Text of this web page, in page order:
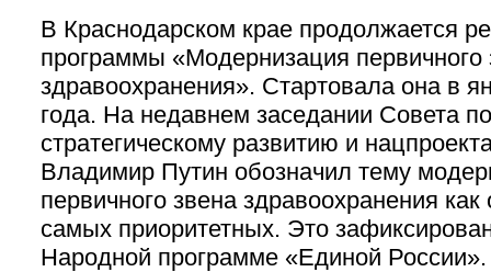
В Краснодарском крае продолжается
программы «Модернизация первичного
здравоохранения». Стартовала она в
года. На недавнем заседании Совета по
стратегическому развитию и
Владимир Путин обозначил тему
первичного звена здравоохранения как
самых приоритетных. Это
Народной программе «Единой России».